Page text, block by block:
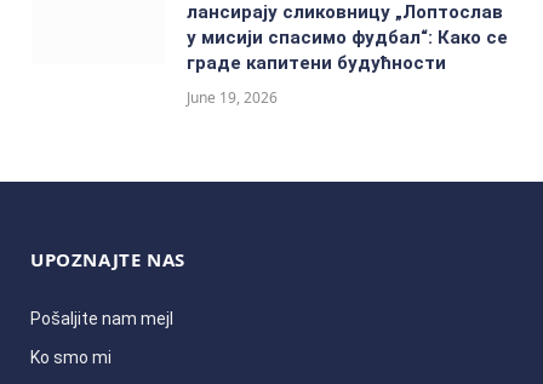
лансирају сликовницу „Лоптослав
у мисији спасимо фудбал“: Како се
граде капитени будућности
June 19, 2026
UPOZNAJTE NAS
Pošaljite nam mejl
Ko smo mi